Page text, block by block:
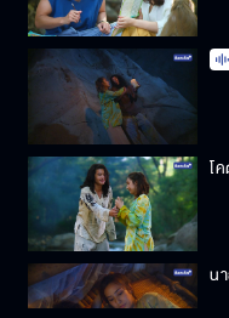
โ
น